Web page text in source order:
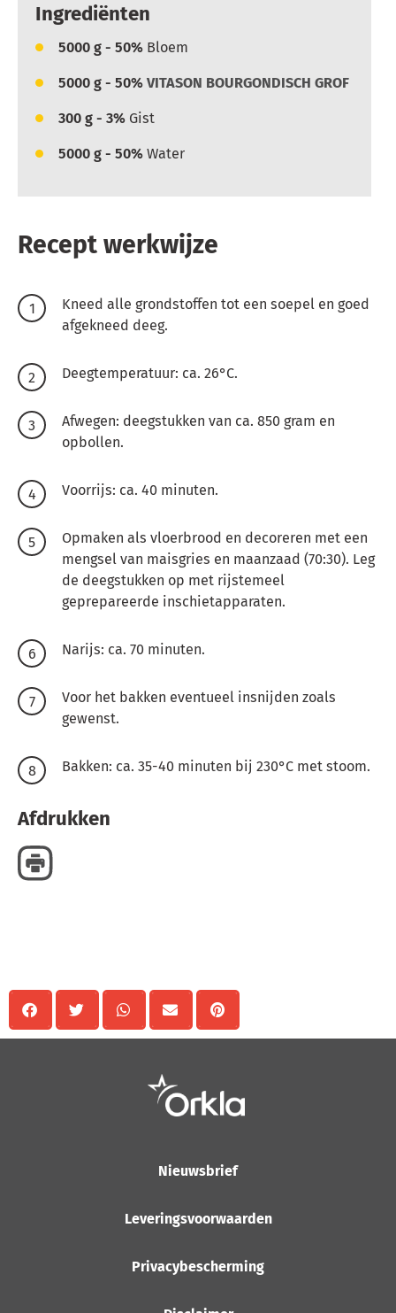
Ingrediënten
5000 g - 50% Bloem
5000 g - 50% VITASON BOURGONDISCH GROF
300 g - 3% Gist
5000 g - 50% Water
Recept werkwijze
Kneed alle grondstoffen tot een soepel en goed
afgekneed deeg.
Deegtemperatuur: ca. 26°C.
Afwegen: deegstukken van ca. 850 gram en
opbollen.
Voorrijs: ca. 40 minuten.
Opmaken als vloerbrood en decoreren met een
mengsel van maisgries en maanzaad (70:30). Leg
de deegstukken op met rijstemeel
geprepareerde inschietapparaten.
Narijs: ca. 70 minuten.
Voor het bakken eventueel insnijden zoals
gewenst.
Bakken: ca. 35-40 minuten bij 230°C met stoom.
Afdrukken
Nieuwsbrief
Leveringsvoorwaarden
Privacybescherming